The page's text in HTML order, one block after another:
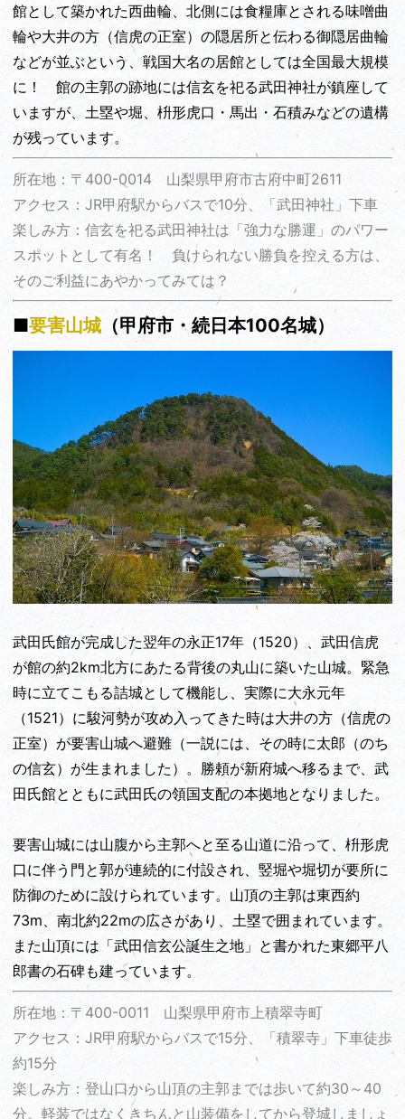
館として築かれた西曲輪、北側には食糧庫とされる味噌曲
輪や大井の方（信虎の正室）の隠居所と伝わる御隠居曲輪
などが並ぶという、戦国大名の居館としては全国最大規模
に！ 館の主郭の跡地には信玄を祀る武田神社が鎮座して
いますが、土塁や堀、枡形虎口・馬出・石積みなどの遺構
が残っています。
所在地：〒400-0014 山梨県甲府市古府中町2611
アクセス：JR甲府駅からバスで10分、「武田神社」下車
楽しみ方：信玄を祀る武田神社は「強力な勝運」のパワー
スポットとして有名！ 負けられない勝負を控える方は、
そのご利益にあやかってみては？
■要害山城 （甲府市・続日本100名城）
武田氏館が完成した翌年の永正17年（1520）、武田信虎
が館の約2km北方にあたる背後の丸山に築いた山城。緊急
時に立てこもる詰城として機能し、実際に大永元年
（1521）に駿河勢が攻め入ってきた時は大井の方（信虎の
正室）が要害山城へ避難（一説には、その時に太郎（のち
の信玄）が生まれました）。勝頼が新府城へ移るまで、武
田氏館とともに武田氏の領国支配の本拠地となりました。
要害山城には山腹から主郭へと至る山道に沿って、枡形虎
口に伴う門と郭が連続的に付設され、竪堀や堀切が要所に
防御のために設けられています。山頂の主郭は東西約
73m、南北約22mの広さがあり、土塁で囲まれています。
また山頂には「武田信玄公誕生之地」と書かれた東郷平八
郎書の石碑も建っています。
所在地：〒400-0011 山梨県甲府市上積翠寺町
アクセス：JR甲府駅からバスで15分、「積翠寺」下車徒歩
約15分
楽しみ方：登山口から山頂の主郭までは歩いて約30～40
分。軽装ではなくきちんと山装備をしてから登城しましょ